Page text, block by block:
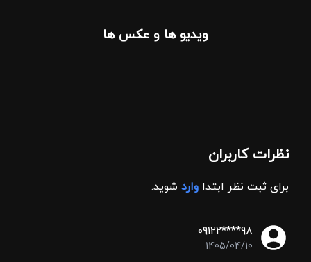
ویدیو ها و عکس ها
نظرات کاربران
برای ثبت نظر ابتدا وارد شوید.
09122****98
1405/04/10